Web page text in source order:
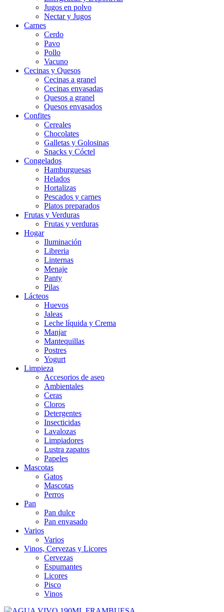
Jugos en polvo
Nectar y Jugos
Carnes
Cerdo
Pavo
Pollo
Vacuno
Cecinas y Quesos
Cecinas a granel
Cecinas envasadas
Quesos a granel
Quesos envasados
Confites
Cereales
Chocolates
Galletas y Golosinas
Snacks y Cóctel
Congelados
Hamburguesas
Helados
Hortalizas
Pescados y carnes
Platos preparados
Frutas y Verduras
Frutas y verduras
Hogar
Iluminación
Libreria
Linternas
Menaje
Panty
Pilas
Lácteos
Huevos
Jaleas
Leche líquida y Crema
Manjar
Mantequillas
Postres
Yogurt
Limpieza
Accesorios de aseo
Ambientales
Ceras
Cloros
Detergentes
Insecticidas
Lavalozas
Limpiadores
Lustra zapatos
Papeles
Mascotas
Gatos
Mascotas
Perros
Pan
Pan dulce
Pan envasado
Varios
Varios
Vinos, Cervezas y Licores
Cervezas
Espumantes
Licores
Pisco
Vinos